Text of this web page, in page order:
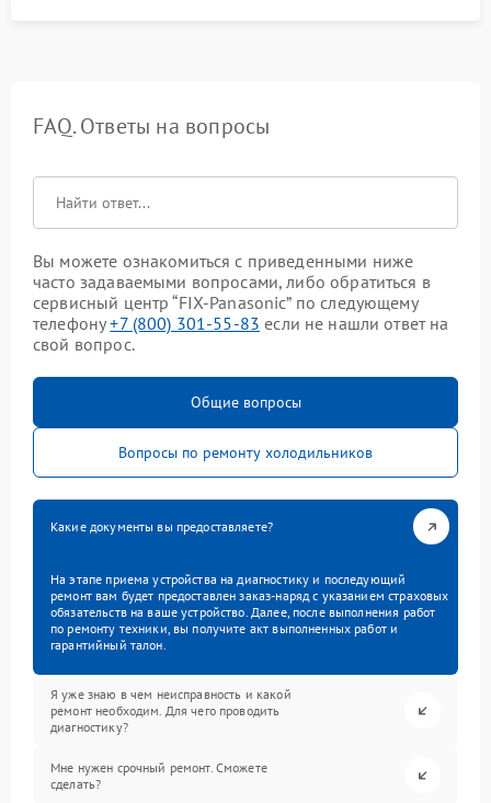
FAQ. Ответы на вопросы
Вы можете ознакомиться с приведенными ниже
часто задаваемыми вопросами, либо обратиться в
сервисный центр “FIX-Panasonic” по следующему
телефону+7 (800) 301-55-83 если не нашли ответ на
свой вопрос.
Общие вопросы
Вопросы по ремонту холодильников
Какие документы вы предоставляете?
На этапе приема устройства на диагностику и последующий
ремонт вам будет предоставлен заказ-наряд с указанием страховых
обязательств на ваше устройство. Далее, после выполнения работ
по ремонту техники, вы получите акт выполненных работ и
гарантийный талон.
Я уже знаю в чем неисправность и какой
ремонт необходим. Для чего проводить
диагностику?
Мне нужен срочный ремонт. Сможете
сделать?